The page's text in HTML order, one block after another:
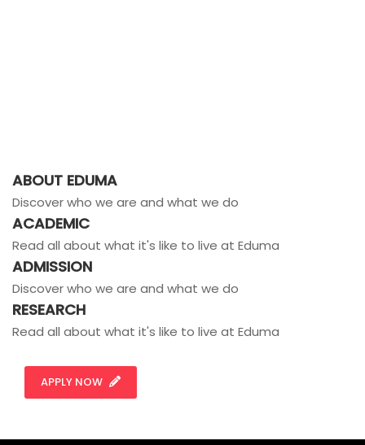
ABOUT EDUMA
Discover who we are and what we do
ACADEMIC
Read all about what it's like to live at Eduma
ADMISSION
Discover who we are and what we do
RESEARCH
Read all about what it's like to live at Eduma
APPLY NOW